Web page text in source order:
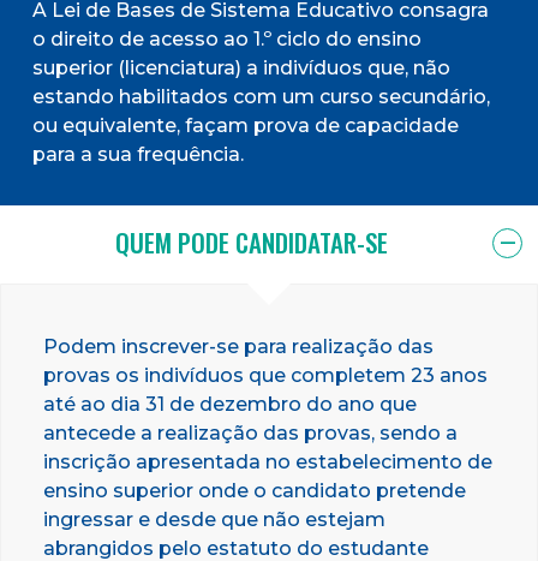
A Lei de Bases de Sistema Educativo consagra
o direito de acesso ao 1.º ciclo do ensino
superior (licenciatura) a indivíduos que, não
estando habilitados com um curso secundário,
ou equivalente, façam prova de capacidade
para a sua frequência.
QUEM PODE CANDIDATAR-SE
Podem inscrever-se para realização das
provas os indivíduos que completem 23 anos
até ao dia 31 de dezembro do ano que
antecede a realização das provas, sendo a
inscrição apresentada no estabelecimento de
ensino superior onde o candidato pretende
ingressar e desde que não estejam
abrangidos pelo estatuto do estudante